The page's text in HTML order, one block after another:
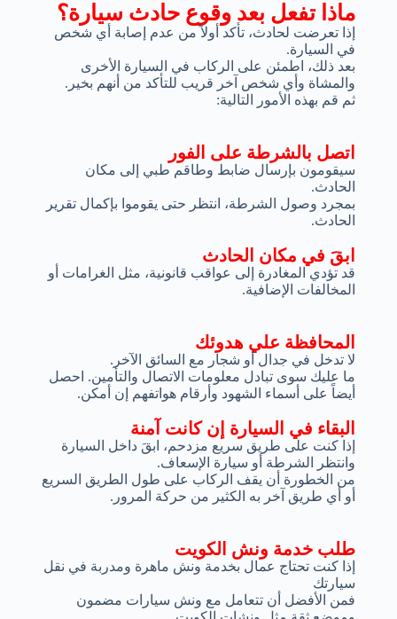
ماذا تفعل بعد وقوع حادث سيارة؟
إذا تعرضت لحادث، تأكد أولاً من عدم إصابة أي شخص
في السيارة.
بعد ذلك، اطمئن على الركاب في السيارة الأخرى
والمشاة وأي شخص آخر قريب للتأكد من أنهم بخير.
ثم قم بهذه الأمور التالية:
ابقَ في مكان الحادث
قد تؤدي المغادرة إلى عواقب قانونية، مثل الغرامات أو
المخالفات الإضافية.
اتصل بالشرطة على الفور
سيقومون بإرسال ضابط وطاقم طبي إلى مكان
الحادث.
بمجرد وصول الشرطة، انتظر حتى يقوموا بإكمال تقرير
الحادث.
البقاء في السيارة إن كانت آمنة
إذا كنت على طريق سريع مزدحم، ابقَ داخل السيارة
وانتظر الشرطة أو سيارة الإسعاف.
من الخطورة أن يقف الركاب على طول الطريق السريع
أو أي طريق آخر به الكثير من حركة المرور.
المحافظة علي هدوئك
لا تدخل في جدال أو شجار مع السائق الآخر.
ما عليك سوى تبادل معلومات الاتصال والتأمين. احصل
أيضاً على أسماء الشهود وأرقام هواتفهم إن أمكن.
طلب خدمة ونش الكويت
إذا كنت تحتاج عمال بخدمة ونش ماهرة ومدربة في نقل
سيارتك
فمن الأفضل أن تتعامل مع ونش سيارات مضمون